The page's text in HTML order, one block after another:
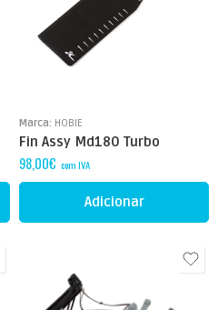
Marca: HOBIE
Fin Assy Md180 Turbo
98,00€ com IVA
Adicionar